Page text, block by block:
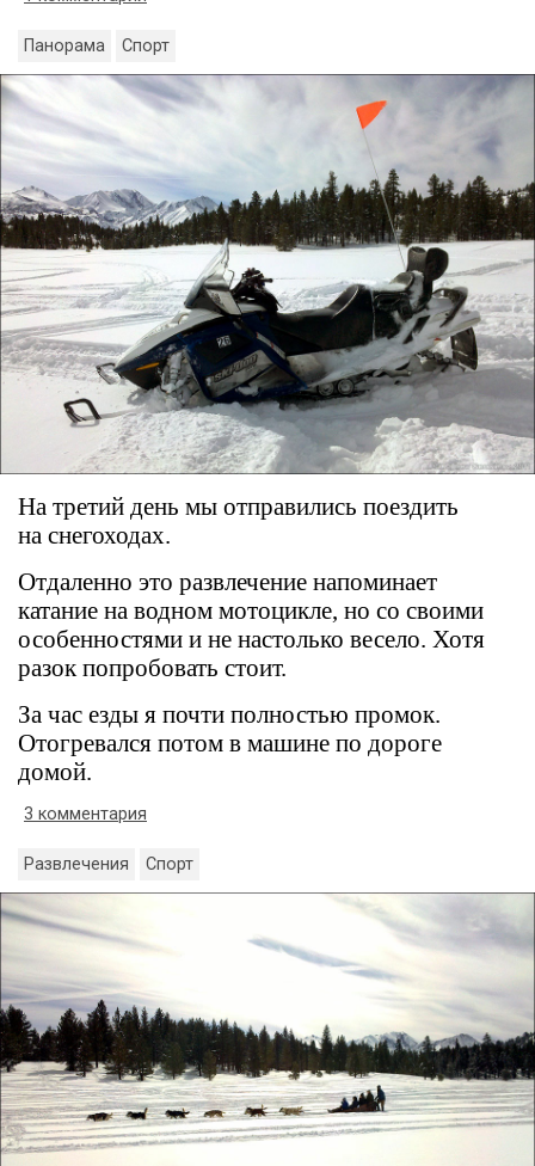
Панорама Спорт
На третий день мы отправились поездить
на снегоходах.
Отдаленно это развлечение напоминает
катание на водном мотоцикле, но со своими
особенностями и не настолько весело. Хотя
разок попробовать стоит.
За час езды я почти полностью промок.
Отогревался потом в машине по дороге
домой.
3 комментария
Развлечения Спорт